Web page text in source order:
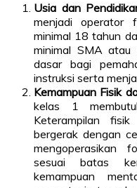
Usia dan
menjadi operator
minimal 18 tahun
minimal SMA atau
dasar bagi
instruksi serta
Kemampuan Fisik
kelas 1
Keterampilan
bergerak dengan
mengoperasikan
sesuai batas
kemampuan